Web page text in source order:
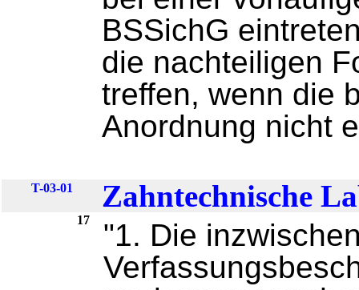
BSSichG
die nachteiligen
treffen, wenn die
Anordnung nicht
T-03-01 Zahntechnische
17
"1. Die